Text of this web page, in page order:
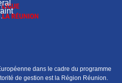
dans le cadre du programme
de gestion est la Région Réunion.